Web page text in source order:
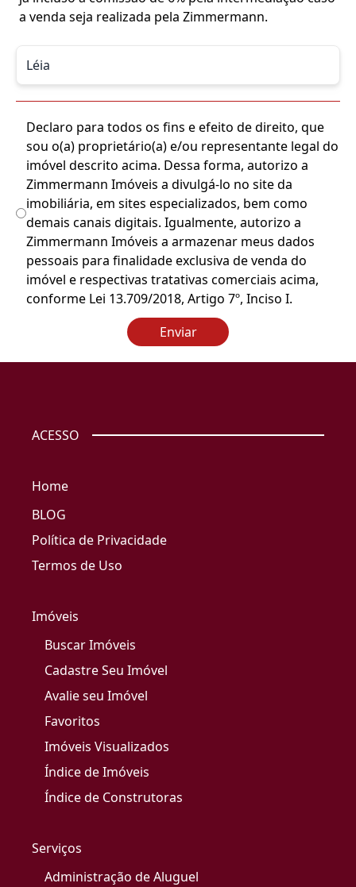
a venda seja realizada pela Zimmermann.
Declaro para todos os fins e efeito de direito, que
sou o(a) proprietário(a) e/ou representante legal do
imóvel descrito acima. Dessa forma, autorizo a
Zimmermann Imóveis a divulgá-lo no site da
imobiliária, em sites especializados, bem como
demais canais digitais. Igualmente, autorizo a
Zimmermann Imóveis a armazenar meus dados
pessoais para finalidade exclusiva de venda do
imóvel e respectivas tratativas comerciais acima,
conforme Lei 13.709/2018, Artigo 7º, Inciso I.
Enviar
ACESSO
Home
BLOG
Política de Privacidade
Termos de Uso
Imóveis
Buscar Imóveis
Cadastre Seu Imóvel
Avalie seu Imóvel
Favoritos
Imóveis Visualizados
Índice de Imóveis
Índice de Construtoras
Serviços
Administração de Aluguel